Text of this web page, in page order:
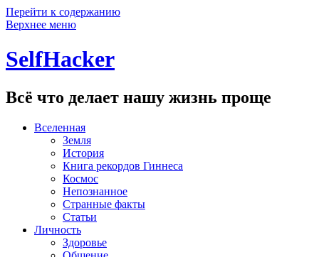
Перейти к содержанию
Верхнее меню
SelfHacker
Всё что делает нашу жизнь проще
Вселенная
Земля
История
Книга рекордов Гиннеса
Космос
Непознанное
Странные факты
Статьи
Личность
Здоровье